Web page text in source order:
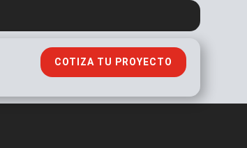
COTIZA TU PROYECTO